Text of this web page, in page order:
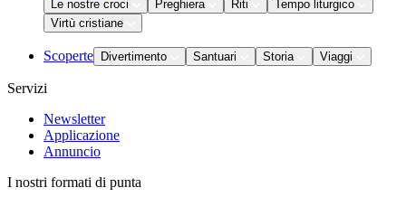
Le nostre croci
Preghiera Riti
Tempo liturgico
Virtù cristiane
Scoperte Divertimento Santuari Storia Viaggi
Servizi
Newsletter
Applicazione
Annuncio
I nostri formati di punta